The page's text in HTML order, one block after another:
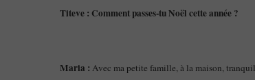
Titeve : Comment passes-tu Noël cette année ?
Maria : Avec ma petite famille, à la maison,